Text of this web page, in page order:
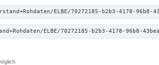
ELBE/70272185-b2b3-4178-96b8-
ELBE/70272185-b2b3-4178-96b8-